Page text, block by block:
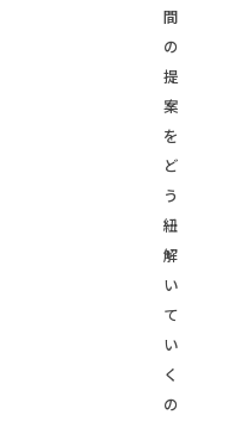
間
の
提
案
を
ど
う
紐
解
い
て
い
く
の